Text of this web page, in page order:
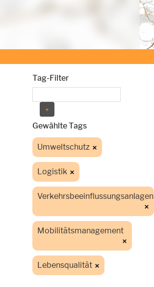
Tag-Filter
Gewählte Tags
Umweltschutz
Logistik
Verkehrsbeeinflussungsanlagen
Mobilitätsmanagement
Lebensqualität